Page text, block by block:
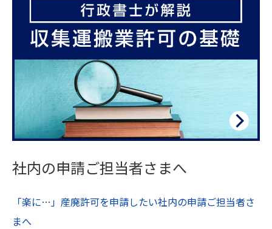
社内の申請ご担当者さまへ
「楽に…」産廃許可を申請したい社内の申請ご担当者さ
まへ